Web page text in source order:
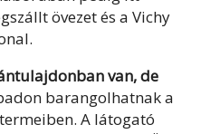
övezet és a Vichy
van, de
barangolhatnak a
A látogató